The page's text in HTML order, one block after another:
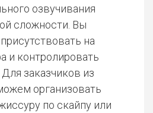
озвучивания
сложности. Вы
на
и контролировать
заказчиков из
организовать
по скайпу или